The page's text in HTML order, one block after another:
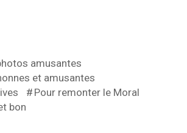
amusantes
et amusantes
Pour remonter le Moral
bon